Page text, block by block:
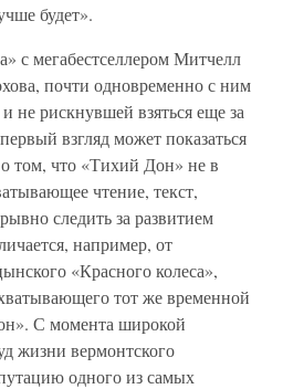
будет».
с мегабестселлером Митчелл
почти одновременно с ним
не рискнувшей взяться еще за
взгляд может показаться
том, что «Тихий Дон» не в
чтение, текст,
следить за развитием
например, от
«Красного колеса»,
тот же временной
С момента широкой
жизни вермонтского
одного из самых